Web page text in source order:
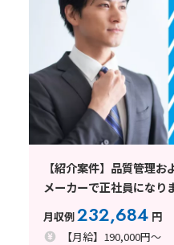
【紹介案件】品質管理
メーカーで正社員になり
月収例232,684 円
【月給】190,000円～